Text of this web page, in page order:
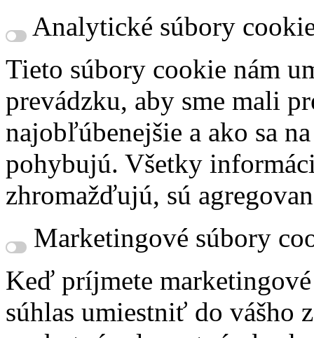
Analytické súbory
Tieto súbory cookie nám
prevádzku, aby sme mali
najobľúbenejšie a ako sa
pohybujú. Všetky
zhromažďujú, sú
Marketingové súbory
Keď príjmete
súhlas umiestniť do vášho